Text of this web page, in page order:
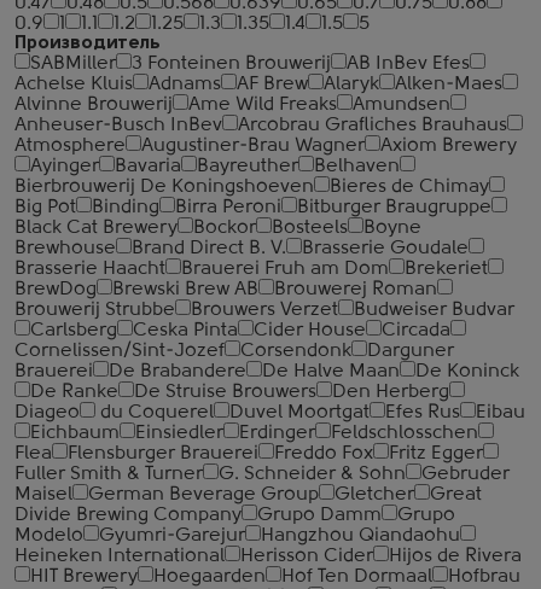
0.9
1.1 1.2 1.25 1.3 1.35 1.4 1.5
5
Производитель
SABMiller
3 Fonteinen Brouwerij
AB InBev Efes
Achelse Kluis
Adnams AF Brew Alaryk
Alken-Maes
Alvinne Brouwerij
Ame Wild Freaks
Amundsen
Anheuser-Busch InBev
Arcobrau Grafliches Brauhaus
Atmosphere
Augustiner-Brau Wagner
Axiom Brewery
Ayinger
Bavaria Bayreuther
Belhaven
Bierbrouwerij De Koningshoeven
Bieres de Chimay
Big Pot
Binding Birra Peroni
Bitburger Braugruppe
Black Cat Brewery
Bockor Bosteels
Boyne
Brewhouse
Brand Direct B. V.
Brasserie Goudale
Brasserie Haacht
Brauerei Fruh am Dom
Brekeriet
BrewDog
Brewski Brew AB
Brouwerej Roman
Brouwerij Strubbe
Brouwers Verzet
Budweiser Budvar
Carlsberg
Ceska Pinta Cider House
Circada
Cornelissen/Sint-Jozef
Corsendonk
Darguner
Brauerei
De Brabandere De Halve Maan
De Koninck
De Ranke
De Struise Brouwers
Den Herberg
Diageo
du Coquerel Duvel Moortgat Efes Rus
Eibau
Eichbaum
Einsiedler Erdinger
Feldschlosschen
Flea
Flensburger Brauerei Freddo Fox
Fritz Egger
Fuller Smith & Turner
G. Schneider & Sohn
Gebruder
Maisel
German Beverage Group Gletcher
Great
Divide Brewing Company
Grupo Damm
Grupo
Modelo
Gyumri-Garejur
Hangzhou Qiandaohu
Heineken International
Herisson Cider
Hijos de Rivera
HIT Brewery
Hoegaarden Hof Ten Dormaal
Hofbrau